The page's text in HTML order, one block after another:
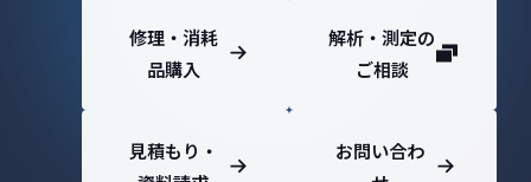
修理・消耗
品購入
解析・測定の
ご相談
見積もり・
お問い合わ